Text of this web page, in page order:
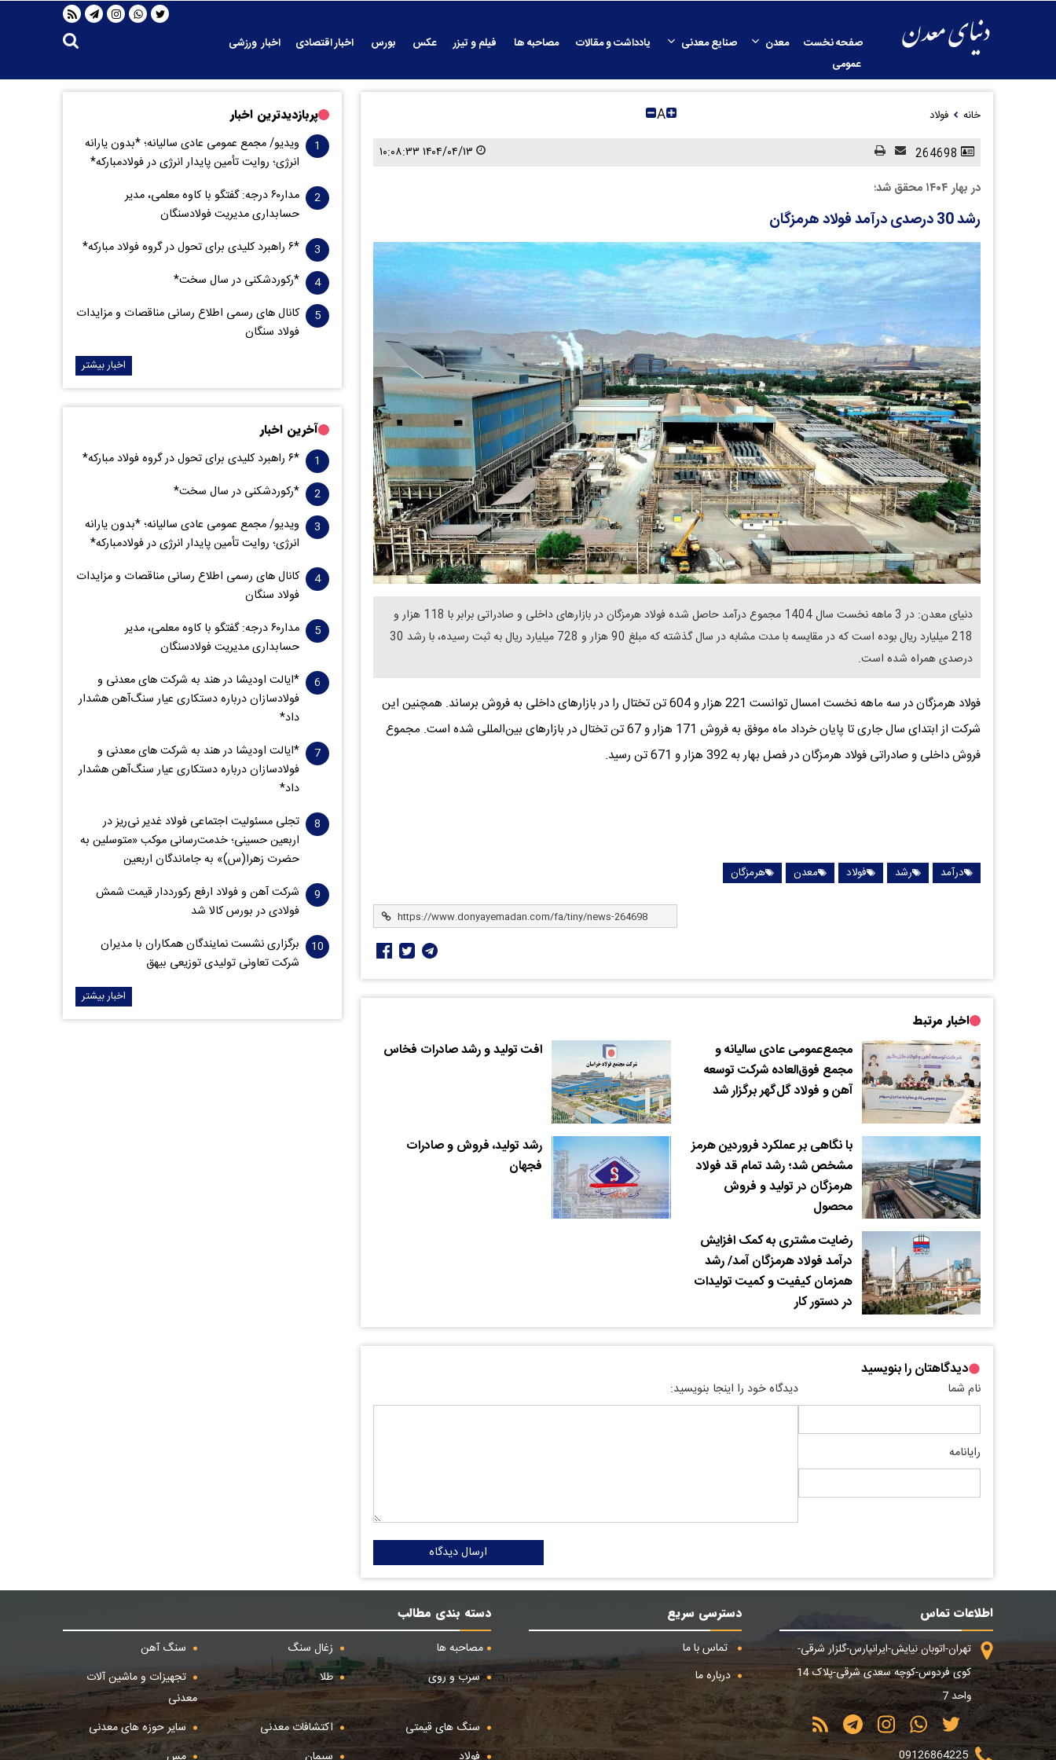
صفحه نخست معدن صنایع معدنی یادداشت و مقالات مصاحبه ها فیلم و تیزر عکس بورس اخبار اقتصادی
اخبار ورزشی
عمومی
خانه فولاد A
۱۴۰۴/۰۴/۱۳ ۱۰:۰۸:۳۳
در بهار ۱۴۰۴ محقق شد؛
رشد 30 درصدی درآمد فولاد هرمزگان
دنیای معدن: در 3 ماهه نخست سال 1404 مجموع درآمد حاصل شده فولاد هرمزگان در بازارهای داخلی و صادراتی برابر با 118 هزار و
218 میلیارد ریال بوده است که در مقایسه با مدت مشابه در سال گذشته که مبلغ 90 هزار و 728 میلیارد ریال به ثبت رسیده، با رشد 30
درصدی همراه شده است.
فولاد هرمزگان در سه ماهه نخست امسال توانست 221 هزار و 604 تن تختال را در بازارهای داخلی به فروش برساند. همچنین این
شرکت از ابتدای سال جاری تا پایان خرداد ماه موفق به فروش 171 هزار و 67 تن تختال در بازارهای بین‌المللی شده است. مجموع
فروش داخلی و صادراتی فولاد هرمزگان در فصل بهار به 392 هزار و 671 تن رسید.
درآمد رشد فولاد معدن هرمزگان
اخبار مرتبط
مجمع‌عمومی عادی سالیانه و
مجمع فوق‌العاده شرکت توسعه
آهن و ‌فولاد گل‌گهر برگزار شد
افت تولید و رشد صادرات فخاس
با نگاهی بر عملکرد فروردین هرمز
مشخص شد؛ رشد تمام قد فولاد
هرمزگان در تولید و فروش
محصول
رشد تولید، فروش و صادرات
فجهان
رضایت مشتری به کمک افزایش
درآمد فولاد هرمزگان آمد/ رشد
همزمان کیفیت و کمیت تولیدات
در دستور کار
دیدگاهتان را بنویسید
نام شما
رایانامه
دیدگاه خود را اینجا بنویسید:
ارسال دیدگاه
پربازدیدترین اخبار
ویدیو/ مجمع عمومی عادی سالیانه؛ *بدون یارانه
انرژی؛ روایت تأمین پایدار انرژی در فولادمبارکه*
مدار‌۶٠ درجه: گفتگو با کاوه معلمی، مدیر
حسابداری مدیریت فولادسنگان
*۶ راهبرد کلیدی برای تحول در گروه فولاد مبارکه*
*رکوردشکنی در سال سخت*
کانال های رسمی اطلاع رسانی مناقصات و مزایدات
فولاد سنگان
اخبار بیشتر
آخرین اخبار
*۶ راهبرد کلیدی برای تحول در گروه فولاد مبارکه*
*رکوردشکنی در سال سخت*
ویدیو/ مجمع عمومی عادی سالیانه؛ *بدون یارانه
انرژی؛ روایت تأمین پایدار انرژی در فولادمبارکه*
کانال های رسمی اطلاع رسانی مناقصات و مزایدات
فولاد سنگان
مدار‌۶٠ درجه: گفتگو با کاوه معلمی، مدیر
حسابداری مدیریت فولادسنگان
*ایالت اودیشا در هند به شرکت های معدنی و
فولادسازان درباره دستکاری عیار سنگ‌آهن هشدار
داد*
*ایالت اودیشا در هند به شرکت های معدنی و
فولادسازان درباره دستکاری عیار سنگ‌آهن هشدار
داد*
تجلی مسئولیت اجتماعی فولاد غدیر نی‌ریز در
اربعین حسینی؛ خدمت‌رسانی موکب «متوسلین به
حضرت زهرا(س)» به جاماندگان اربعین
شرکت آهن و فولاد ارفع رکورددار قیمت شمش
فولادی در بورس کالا شد
برگزاری نشست نمایندگان همکاران با مدیران
شرکت تعاونی تولیدی توزیعی بیهق
اخبار بیشتر
اطلاعات تماس
تهران-اتوبان نیایش-ایرانپارس-گلزار شرقی-
کوی فردوس-کوچه سعدی شرقی-پلاک 14
واحد 7
09126864225
دسترسی سریع
تماس با ما
درباره ما
دسته بندی مطالب
مصاحبه ها
زغال سنگ
سنگ آهن
سرب و روی
طلا
تجهیزات و ماشین آلات
معدنی
سنگ های قیمتی
اکتشافات معدنی
سایر حوزه های معدنی